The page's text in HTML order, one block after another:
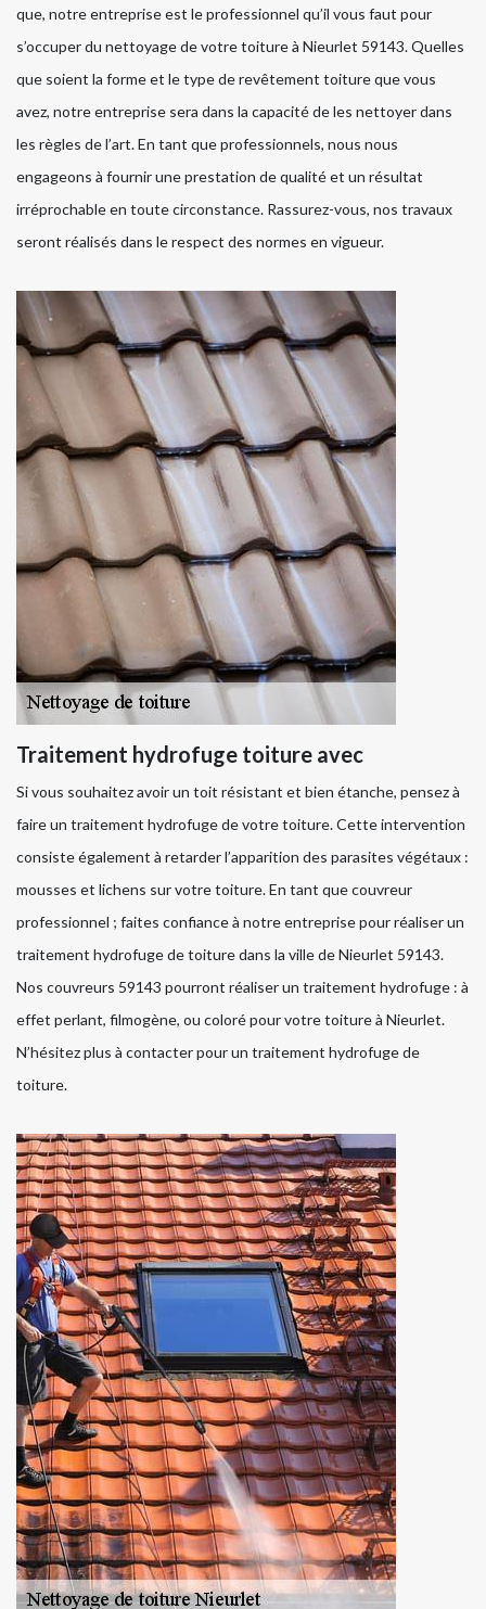
que, notre entreprise est le professionnel qu’il vous faut pour
s’occuper du nettoyage de votre toiture à Nieurlet 59143. Quelles
que soient la forme et le type de revêtement toiture que vous
avez, notre entreprise sera dans la capacité de les nettoyer dans
les règles de l’art. En tant que professionnels, nous nous
engageons à fournir une prestation de qualité et un résultat
irréprochable en toute circonstance. Rassurez-vous, nos travaux
seront réalisés dans le respect des normes en vigueur.
Traitement hydrofuge toiture avec
Si vous souhaitez avoir un toit résistant et bien étanche, pensez à
faire un traitement hydrofuge de votre toiture. Cette intervention
consiste également à retarder l’apparition des parasites végétaux :
mousses et lichens sur votre toiture. En tant que couvreur
professionnel ; faites confiance à notre entreprise pour réaliser un
traitement hydrofuge de toiture dans la ville de Nieurlet 59143.
Nos couvreurs 59143 pourront réaliser un traitement hydrofuge : à
effet perlant, filmogène, ou coloré pour votre toiture à Nieurlet.
N’hésitez plus à contacter pour un traitement hydrofuge de
toiture.